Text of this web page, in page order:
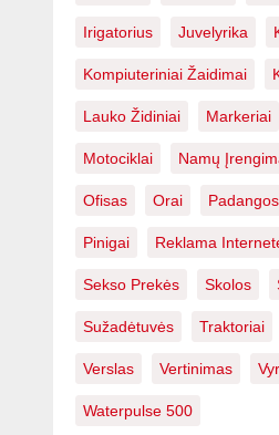
Irigatorius Juvelyrika
Kompiuteriniai Žaidimai
Lauko Židiniai Markeriai
Motociklai Namų
Ofisas Orai Padangos
Pinigai Reklama
Sekso Prekės Skolos
Sužadėtuvės Traktoriai
Verslas Vertinimas
Waterpulse 500